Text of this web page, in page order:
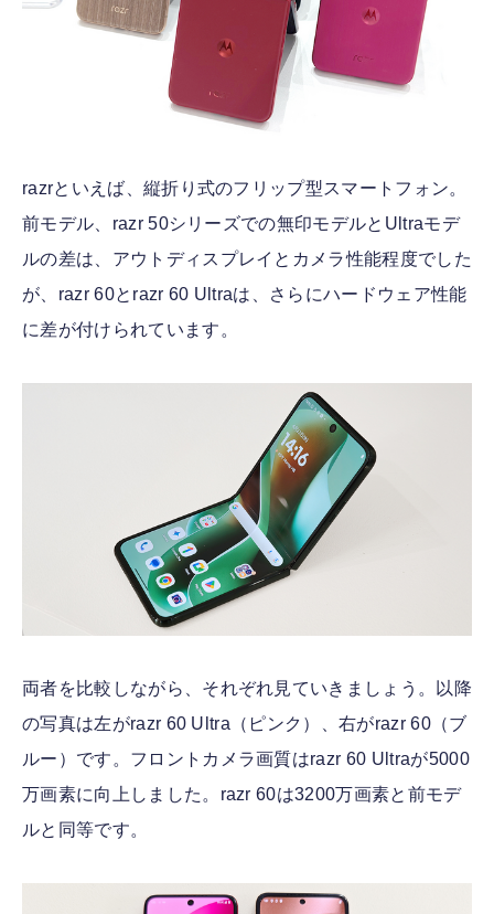
razrといえば、縦折り式のフリップ型スマートフォン。
前モデル、razr 50シリーズでの無印モデルとUltraモデ
ルの差は、アウトディスプレイとカメラ性能程度でした
が、razr 60とrazr 60 Ultraは、さらにハードウェア性能
に差が付けられています。
両者を比較しながら、それぞれ見ていきましょう。以降
の写真は左がrazr 60 Ultra（ピンク）、右がrazr 60（ブ
ルー）です。フロントカメラ画質はrazr 60 Ultraが5000
万画素に向上しました。razr 60は3200万画素と前モデ
ルと同等です。